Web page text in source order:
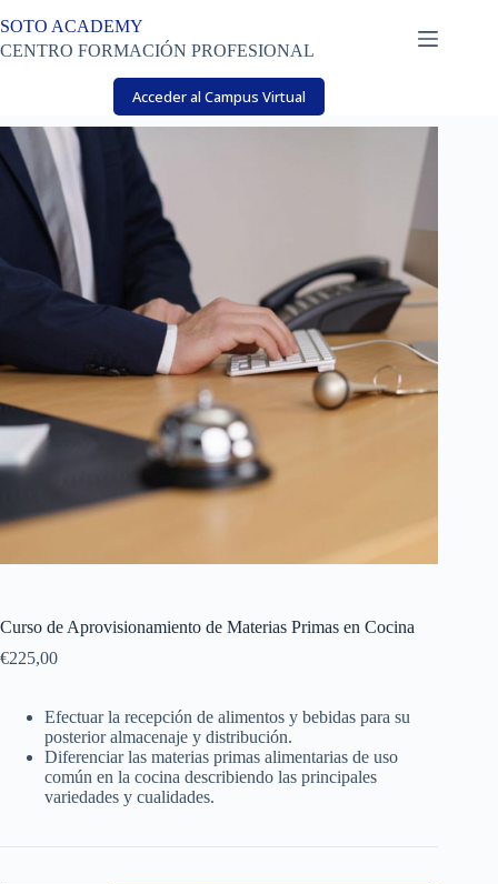
al
contenido
SOTO ACADEMY
CENTRO FORMACIÓN PROFESIONAL
Acceder al Campus Virtual
Curso de Aprovisionamiento de Materias Primas en Cocina
€225,00
Efectuar la recepción de alimentos y bebidas para su
posterior almacenaje y distribución.
Diferenciar las materias primas alimentarias de uso
común en la cocina describiendo las principales
variedades y cualidades.